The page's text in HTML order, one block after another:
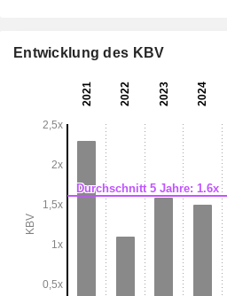
Entwicklung des KBV